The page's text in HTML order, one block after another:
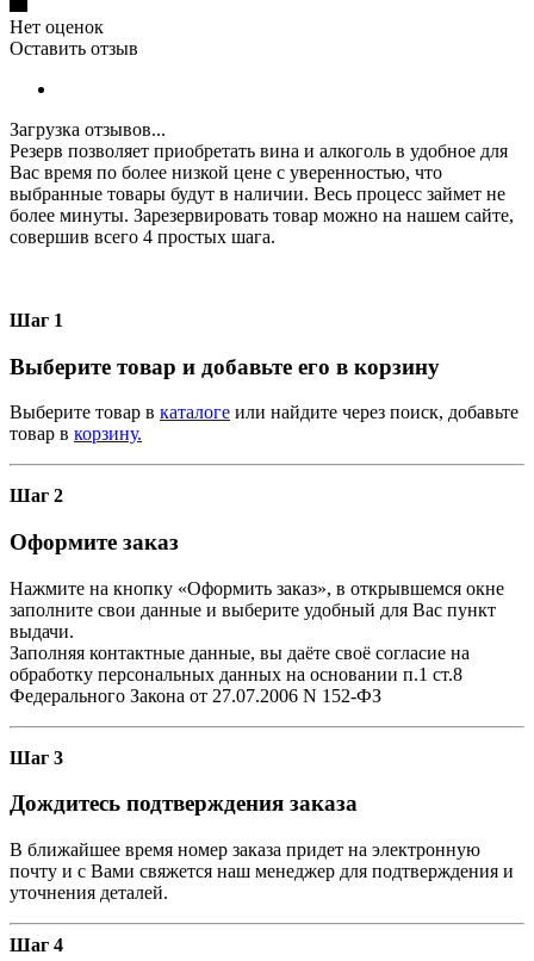
Нет оценок
Оставить отзыв
Загрузка отзывов...
Резерв позволяет приобретать вина и алкоголь в удобное для
Вас время по более низкой цене с уверенностью, что
выбранные товары будут в наличии. Весь процесс займет не
более минуты. Зарезервировать товар можно на нашем сайте,
совершив всего 4 простых шага.
Шаг 1
Выберите товар и добавьте его в корзину
Выберите товар в каталоге или найдите через поиск, добавьте
товар в корзину.
Шаг 2
Оформите заказ
Нажмите на кнопку «Оформить заказ», в открывшемся окне
заполните свои данные и выберите удобный для Вас пункт
выдачи.
Заполняя контактные данные, вы даёте своё согласие на
обработку персональных данных на основании п.1 ст.8
Федерального Закона от 27.07.2006 N 152-ФЗ
Шаг 3
Дождитесь подтверждения заказа
В ближайшее время номер заказа придет на электронную
почту и с Вами свяжется наш менеджер для подтверждения и
уточнения деталей.
Шаг 4